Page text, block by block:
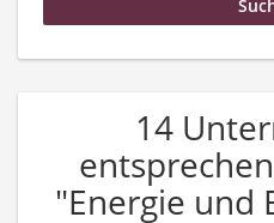
14
"Energie und